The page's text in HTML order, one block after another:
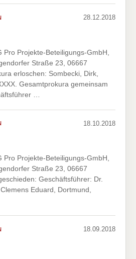
28.12.2018
Pro Projekte-Beteiligungs-GmbH,
Straße 23, 06667
erloschen: Sombecki, Dirk,
Gesamtprokura gemeinsam
…
18.10.2018
Pro Projekte-Beteiligungs-GmbH,
Straße 23, 06667
Geschäftsführer: Dr.
Eduard, Dortmund,
18.09.2018